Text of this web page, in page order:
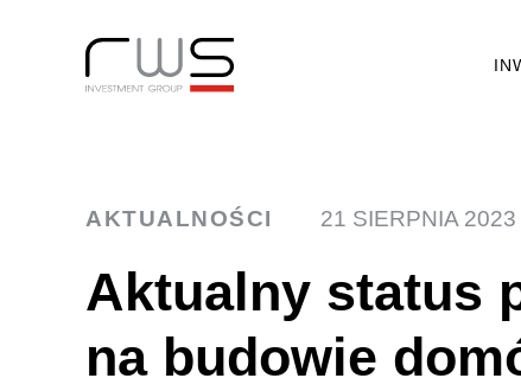
AKTUALNOŚCI 21 SIERPNIA 2023
Aktualny status
na budowie